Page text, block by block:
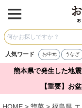
人気ワード お中元 うなぎ
熊本県で発生した地
【重要】お